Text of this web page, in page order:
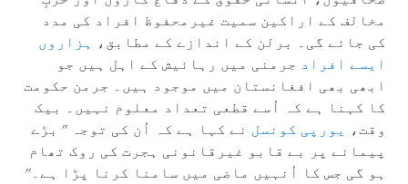
مخالف کے اراکین سمیت غیرمحفوظ افراد کی مدد
کی جائے گی۔ برلن کے اندازے کے مطابق،
ہزاروں
ایسے افراد جرمنی میں رہائیش کے اہل ہیں جو
ابھی بھی افغانستان میں موجود ہیں۔ جرمن حکومت
کا کہنا ہے کہ اُسے قطعی تعداد معلوم نہیں۔ بیک
وقت،
یورپی کونسل نے کہا ہے کہ اُن کی توجہ '' بڑے
پیمانے پر بے قابو غیرقانونی ہجرت کی روک تھام
ہو گی جس کا اُنہیں ماضی میں سامنا کرنا پڑا ہے۔''